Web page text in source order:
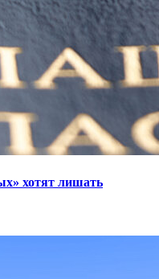
хотят лишать